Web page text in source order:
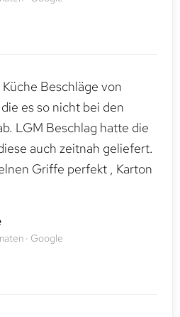
Beschläge von
es so nicht bei den
LGM Beschlag hatte die
auch zeitnah geliefert.
Griffe perfekt , Karton
· Google